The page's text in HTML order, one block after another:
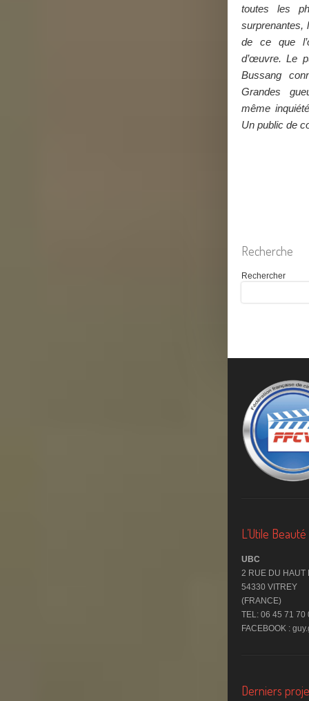
toutes les
surprenantes,
de ce que
d’œuvre. Le
Bussang
Grandes
même
Un public de
Recherche
Rechercher
L’Utile
UBC
2 RUE DU HAUT
54330 VITREY
(FRANCE)
TEL: 06 45 71 70
FACEBOOK :
Derniers